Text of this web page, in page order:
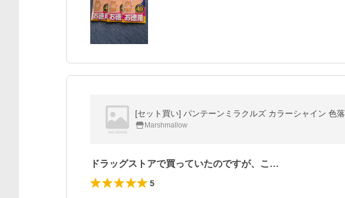
[セット買い] パンテーンミラクルズ カラーシャイン 色
Marshmallow
ドラッグストアで買っていたのですが、こ…
5